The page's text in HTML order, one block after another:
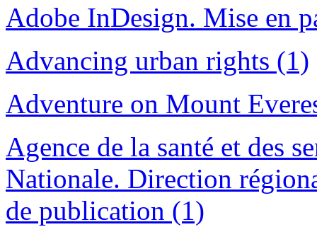
Adobe InDesign. Mise en
Advancing urban rights (1)
Adventure on Mount
Agence de la santé et des
Nationale. Direction
de publication (1)